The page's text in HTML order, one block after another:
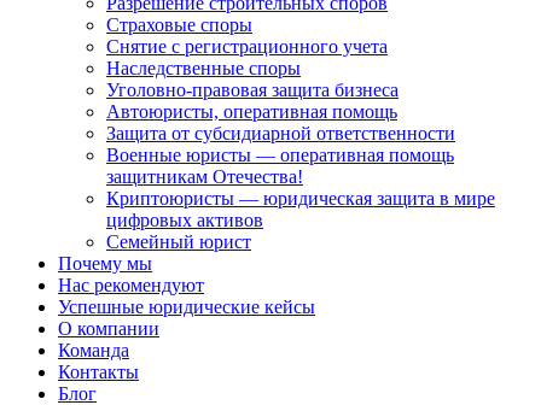
Страховые споры
Снятие с регистрационного учета
Наследственные споры
Уголовно-правовая защита бизнеса
Автоюристы, оперативная помощь
Защита от субсидиарной ответственности
Военные юристы — оперативная помощь
защитникам Отечества!
Криптоюристы — юридическая защита в мире
цифровых активов
Семейный юрист
Почему мы
Нас рекомендуют
Успешные юридические кейсы
О компании
Команда
Контакты
Блог